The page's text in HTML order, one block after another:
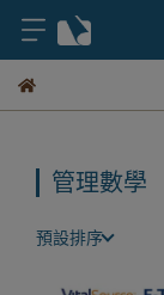
管理數學
預設排序